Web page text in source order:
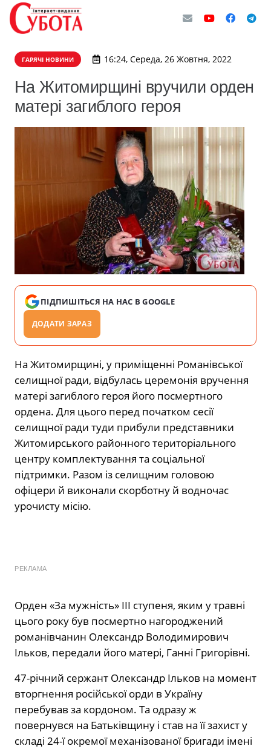
ГАРЯЧІ НОВИНИ 16:24, Середа, 26 Жовтня, 2022
На Житомирщині вручили орден
матері загиблого героя
ПІДПИШІТЬСЯ НА НАС В GOOGLE
ДОДАТИ ЗАРАЗ
На Житомирщині, у приміщенні Романівської
селищної ради, відбулась церемонія вручення
матері загиблого героя його посмертного
ордена. Для цього перед початком сесії
селищної ради туди прибули представники
Житомирського районного територіального
центру комплектування та соціальної
підтримки. Разом із селищним головою
офіцери й виконали скорботну й водночас
урочисту місію.
РЕКЛАМА
Орден «За мужність» ІІІ ступеня, яким у травні
цього року був посмертно нагороджений
романівчанин Олександр Володимирович
Ільков, передали його матері, Ганні Григорівні.
47-річний сержант Олександр Ільков на момент
вторгнення російської орди в Україну
перебував за кордоном. Та одразу ж
повернувся на Батьківщину і став на її захист у
складі 24-ї окремої механізованої бригади імені